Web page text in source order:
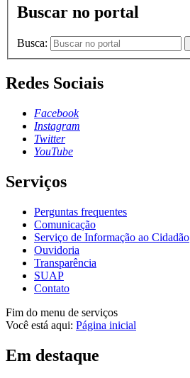
Buscar no portal
Busca:
Redes Sociais
Facebook
Instagram
Twitter
YouTube
Serviços
Perguntas frequentes
Comunicação
Serviço de Informação ao Cidadão
Ouvidoria
Transparência
SUAP
Contato
Fim do menu de serviços
Você está aqui: Página inicial
Em destaque